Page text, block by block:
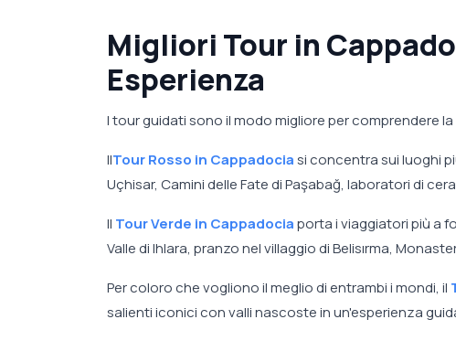
Migliori Tour in
Esperienza
I tour guidati sono il modo migliore per comprendere
IlTour Rosso in Cappadociasi concentra sui luoghi
Uçhisar, Camini delle Fate di Paşabağ, laboratori di
Il Tour Verde in Cappadociaporta i viaggiatori più a
Valle di Ihlara, pranzo nel villaggio di Belisırma,
Per coloro che vogliono il meglio di entrambi i mondi, il
salienti iconici con valli nascoste in un'esperienza